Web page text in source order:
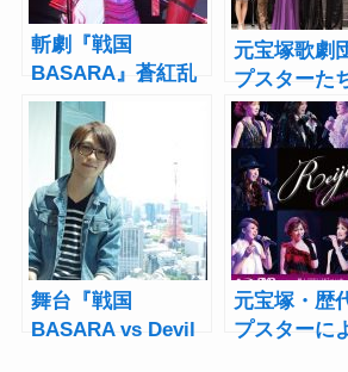
斬劇『戦国
BASARA』蒼紅乱
世、松村龍之介ら
『紅』から『蒼』
へ続く想い
元宝塚歌劇
プスターた
和歌謡”を
『麗人
Showa
記念コンサ
夜祭
舞台『戦国
BASARA vs Devil
元宝塚・歴
プスターに